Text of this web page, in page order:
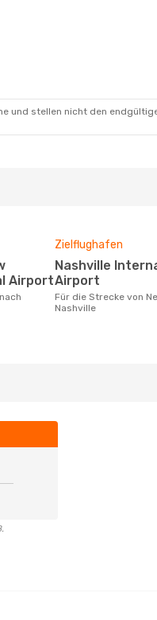
und stellen nicht den
Airport
Zielflughafen
Nashville International
Airport
Für die Strecke von New Orleans nach
Nashville